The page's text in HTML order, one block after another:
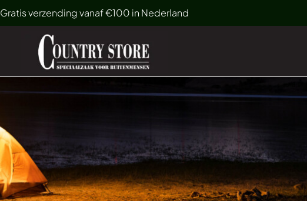
Gratis verzending vanaf €100 in Nederland